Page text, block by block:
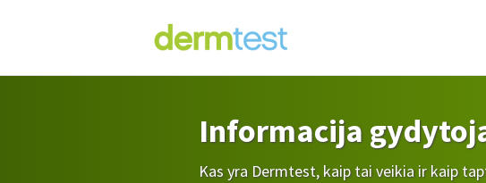
Informacija
Kas yra Dermtest, kaip tai veikia ir kaip